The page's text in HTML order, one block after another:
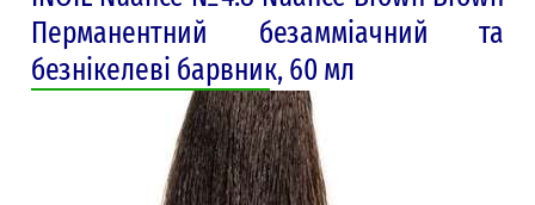
Перманентний безамміачний та
безнікелеві барвник, 60 мл